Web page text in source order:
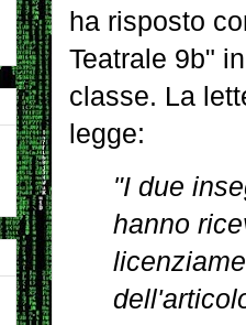
ha risposto
Teatrale 9b"
classe. La
legge:
"I due
hanno